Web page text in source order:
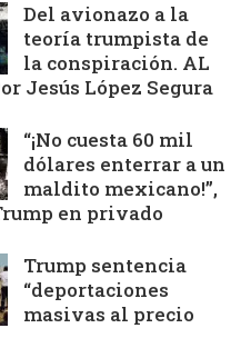
Del avionazo a la
teoría trumpista de
la conspiración. AL
Jesús López Segura
“¡No cuesta 60 mil
dólares enterrar a un
maldito mexicano!”,
en privado
Trump sentencia
“deportaciones
masivas al precio